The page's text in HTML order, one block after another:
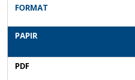
FORMAT
PAPIR
PDF